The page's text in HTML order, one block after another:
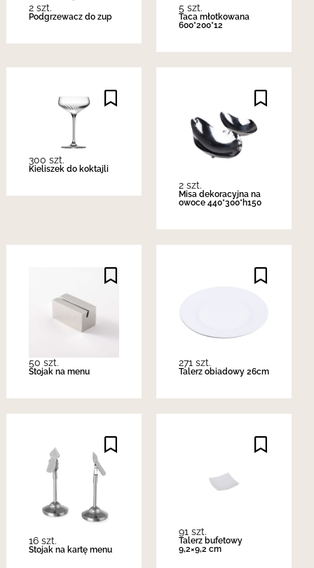
2 szt.
Podgrzewacz do zup
5 szt.
Taca młotkowana
600*200*12
300 szt.
Kieliszek do koktajli
2 szt.
Misa dekoracyjna na
owoce 440*300*h150
50 szt.
Stojak na menu
271 szt.
Talerz obiadowy 26cm
16 szt.
Stojak na kartę menu
91 szt.
Talerz bufetowy
9,2×9,2 cm